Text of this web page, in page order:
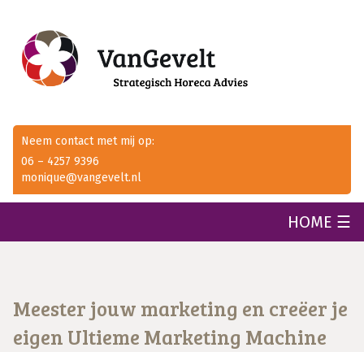
Neem contact met mij op:
06 – 4257 9396
monique@vangevelt.nl
HOME ☰
Meester jouw marketing en creëer je
eigen Ultieme Marketing Machine